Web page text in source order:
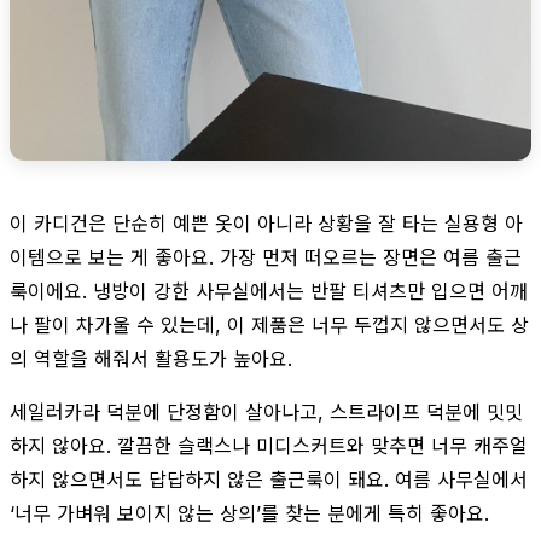
이 카디건은 단순히 예쁜 옷이 아니라 상황을 잘 타는 실용형 아
이템으로 보는 게 좋아요. 가장 먼저 떠오르는 장면은 여름 출근
룩이에요. 냉방이 강한 사무실에서는 반팔 티셔츠만 입으면 어깨
나 팔이 차가울 수 있는데, 이 제품은 너무 두껍지 않으면서도 상
의 역할을 해줘서 활용도가 높아요.
세일러카라 덕분에 단정함이 살아나고, 스트라이프 덕분에 밋밋
하지 않아요. 깔끔한 슬랙스나 미디스커트와 맞추면 너무 캐주얼
하지 않으면서도 답답하지 않은 출근룩이 돼요. 여름 사무실에서
‘너무 가벼워 보이지 않는 상의’를 찾는 분에게 특히 좋아요.